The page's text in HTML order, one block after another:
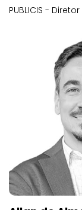
PUBLICIS - Diretor